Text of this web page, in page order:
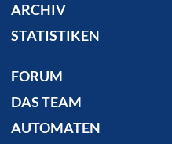
ARCHIV
STATISTIKEN
FORUM
DAS TEAM
AUTOMATEN